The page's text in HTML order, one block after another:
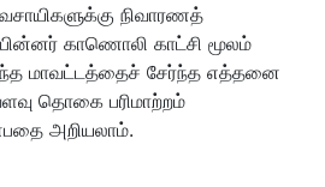
நிவாரணத்
காணொலி காட்சி மூலம்
மாவட்டத்தைச் சேர்ந்த எத்தனை
தொகை பரிமாற்றம்
அறியலாம்.